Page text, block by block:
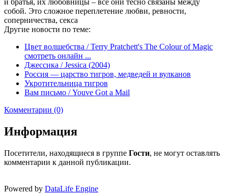
собой. Это сложное переплетение любви, ревности,
соперничества, секса
Другие новости по теме:
Цвет волшебства / Terry Pratchett's The Colour of Magic
смотреть онлайн ...
Джессика / Jessica (2004)
Россия — царство тигров, медведей и вулканов
Укротительница тигров
Вам письмо / Youve Got a Mail
Комментарии (0)
Информация
Посетители, находящиеся в группе Гости, не могут оставлять
комментарии к данной публикации.
Powered by DataLife Engine